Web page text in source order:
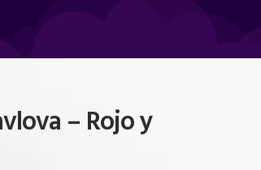
– Rojo y